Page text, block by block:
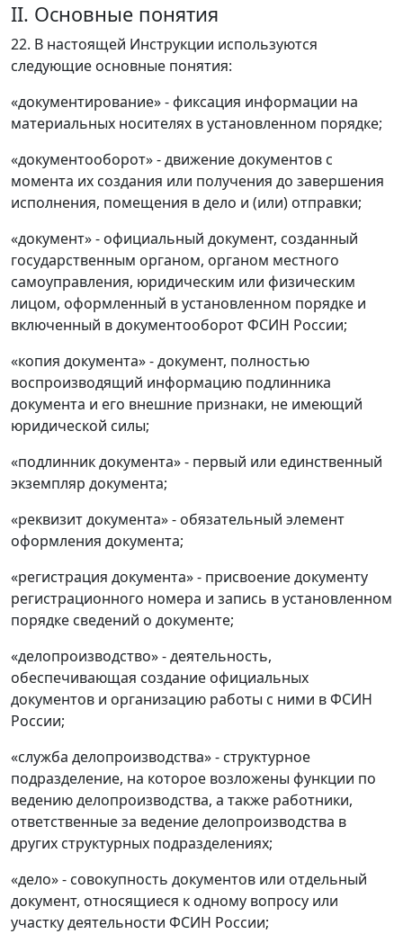
II. Основные понятия
22. В настоящей Инструкции используются
следующие основные понятия:
«документирование» - фиксация информации на
материальных носителях в установленном порядке;
«документооборот» - движение документов с
момента их создания или получения до завершения
исполнения, помещения в дело и (или) отправки;
«документ» - официальный документ, созданный
государственным органом, органом местного
самоуправления, юридическим или физическим
лицом, оформленный в установленном порядке и
включенный в документооборот ФСИН России;
«копия документа» - документ, полностью
воспроизводящий информацию подлинника
документа и его внешние признаки, не имеющий
юридической силы;
«подлинник документа» - первый или единственный
экземпляр документа;
«реквизит документа» - обязательный элемент
оформления документа;
«регистрация документа» - присвоение документу
регистрационного номера и запись в установленном
порядке сведений о документе;
«делопроизводство» - деятельность,
обеспечивающая создание официальных
документов и организацию работы с ними в ФСИН
России;
«служба делопроизводства» - структурное
подразделение, на которое возложены функции по
ведению делопроизводства, а также работники,
ответственные за ведение делопроизводства в
других структурных подразделениях;
«дело» - совокупность документов или отдельный
документ, относящиеся к одному вопросу или
участку деятельности ФСИН России;